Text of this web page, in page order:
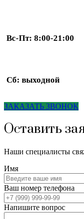
Вс-Пт: 8:00-21:00
Сб: выходной
ЗАКАЗАТЬ ЗВОНОК
Оставить
Наши специалисты
Имя
Ваш номер телефона
Напишите вопрос